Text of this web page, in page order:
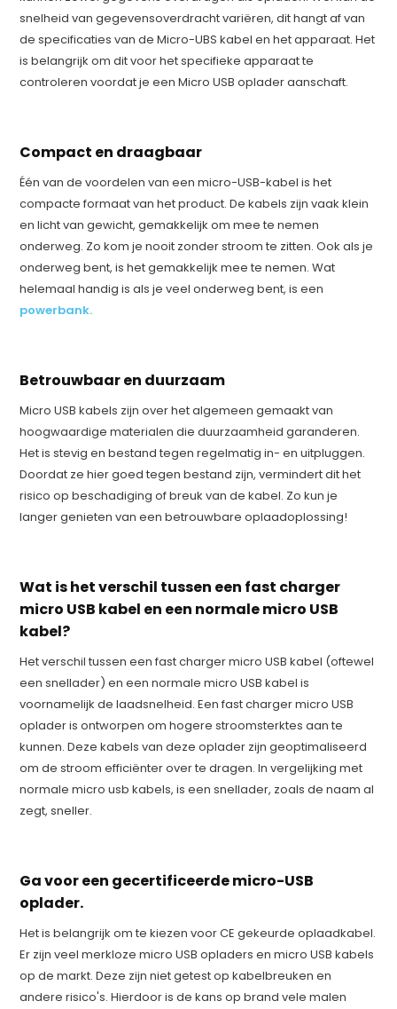
snelheid van gegevensoverdracht variëren, dit hangt af van
de specificaties van de Micro-UBS kabel en het apparaat. Het
is belangrijk om dit voor het specifieke apparaat te
controleren voordat je een Micro USB oplader aanschaft.
Compact en draagbaar
Één van de voordelen van een micro-USB-kabel is het
compacte formaat van het product. De kabels zijn vaak klein
en licht van gewicht, gemakkelijk om mee te nemen
onderweg. Zo kom je nooit zonder stroom te zitten. Ook als je
onderweg bent, is het gemakkelijk mee te nemen. Wat
helemaal handig is als je veel onderweg bent, is een
powerbank.
Betrouwbaar en duurzaam
Micro USB kabels zijn over het algemeen gemaakt van
hoogwaardige materialen die duurzaamheid garanderen.
Het is stevig en bestand tegen regelmatig in- en uitpluggen.
Doordat ze hier goed tegen bestand zijn, vermindert dit het
risico op beschadiging of breuk van de kabel. Zo kun je
langer genieten van een betrouwbare oplaadoplossing!
Wat is het verschil tussen een fast charger
micro USB kabel en een normale micro USB
kabel?
Het verschil tussen een fast charger micro USB kabel (oftewel
een snellader) en een normale micro USB kabel is
voornamelijk de laadsnelheid. Een fast charger micro USB
oplader is ontworpen om hogere stroomsterktes aan te
kunnen. Deze kabels van deze oplader zijn geoptimaliseerd
om de stroom efficiënter over te dragen. In vergelijking met
normale micro usb kabels, is een snellader, zoals de naam al
zegt, sneller.
Ga voor een gecertificeerde micro-USB
oplader.
Het is belangrijk om te kiezen voor CE gekeurde oplaadkabel.
Er zijn veel merkloze micro USB opladers en micro USB kabels
op de markt. Deze zijn niet getest op kabelbreuken en
andere risico's. Hierdoor is de kans op brand vele malen